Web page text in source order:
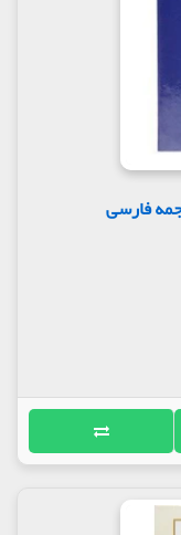
فارسی